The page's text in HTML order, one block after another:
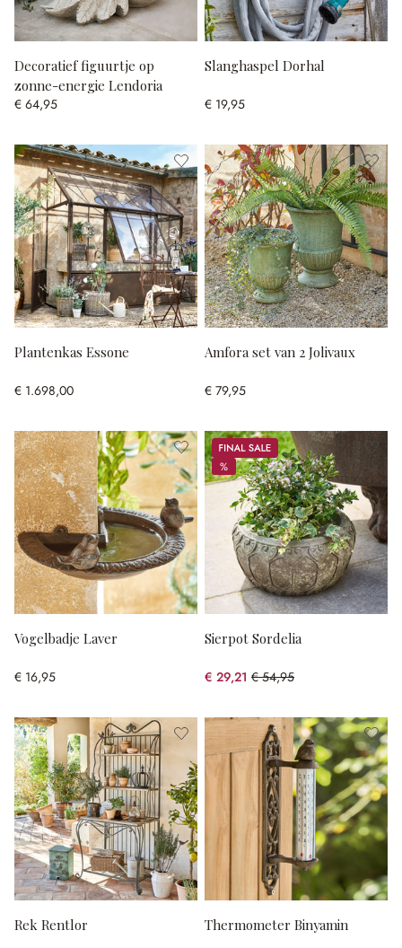
Decoratief figuurtje op
zonne-energie Lendoria
€ 64,95
Slanghaspel Dorhal
€ 19,95
Plantenkas Essone
€ 1.698,00
Amfora set van 2 Jolivaux
€ 79,95
Vogelbadje Laver
€ 16,95
Sale
%
%
Sierpot Sordelia
€ 29,21 € 54,95
(46.84% gespart)
Rek Rentlor Thermometer Binyamin